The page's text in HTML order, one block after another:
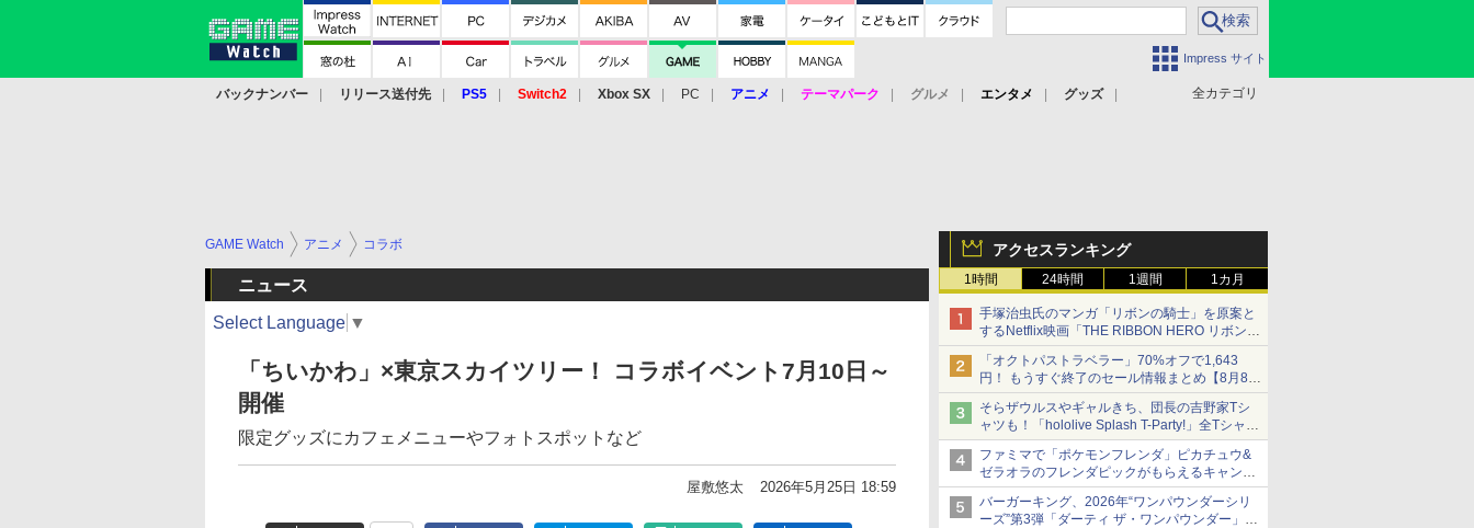
Impress サイト
全カテゴリ
バックナンバー リリース送付先 PS5 Switch2 Xbox SX PC アニメ テーマパーク グルメ エンタメ
グッズ
アクセスランキング
1時間 24時間 1週間 1カ月
手塚治虫氏のマンガ「リボンの騎士」を原案と
するNetflix映画「THE RIBBON HERO リボンヒ
ーロー」本日配信開始
「オクトパストラベラー」70%オフで1,643
円！ もうすぐ終了のセール情報まとめ【8月8日
更新】
ニンテンドーeショップでは「大神 絶景版」が
67%オフで990円
そらザウルスやギャルきち、団長の吉野家Tシ
ャツも！「hololive Splash T-Party!」全Tシャツ
ラインナップ公開＆オンライン販売開始
ファミマで「ポケモンフレンダ」ピカチュウ&
ゼラオラのフレンダピックがもらえるキャンペ
ーン開催！
バーガーキング、2026年“ワンパウンダーシリ
ーズ”第3弾「ダーティ ザ・ワンパウンダー」を
GAME Watch アニメ コラボ
ニュース
Select Language ▼
「ちいかわ」×東京スカイツリー！ コラボイベント7月10日～
開催
限定グッズにカフェメニューやフォトスポットなど
屋敷悠太 2026年5月25日 18:59